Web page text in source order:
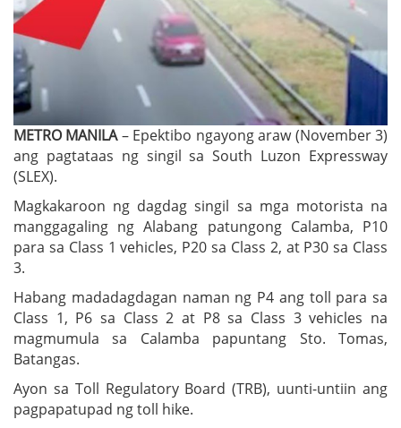
METRO MANILA– Epektibo ngayong araw (November 3)
ang pagtataas ng singil sa South Luzon Expressway
(SLEX).
Magkakaroon ng dagdag singil sa mga motorista na
manggagaling ng Alabang patungong Calamba, P10
para sa Class 1 vehicles, P20 sa Class 2, at P30 sa Class
3.
Habang madadagdagan naman ng P4 ang toll para sa
Class 1, P6 sa Class 2 at P8 sa Class 3 vehicles na
magmumula sa Calamba papuntang Sto. Tomas,
Batangas.
Ayon sa Toll Regulatory Board (TRB), uunti-untiin ang
pagpapatupad ng toll hike.